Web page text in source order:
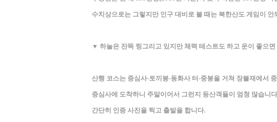
수치상으로는 그렇지만 인구 대비로 볼 때는 북한산도 게임이 안
▼ 하늘은 잔뜩 찡그리고 있지만 체력 테스트도 하고 운이 좋으
산행 코스는 증심사-토끼봉-동화사 터-중봉을 거쳐 장불재에서
증심사에 도착하니 주말이어서 그런지 등산객들이 엄청 많습니
간단히 인증 사진을 찍고 출발을 합니다.